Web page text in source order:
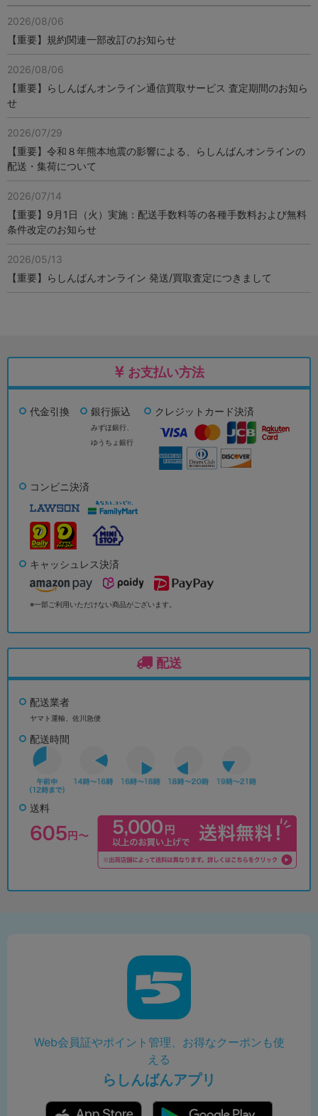
2026/08/06
【重要】規約関連一部改訂のお知らせ
2026/08/06
【重要】らしんばんオンライン通信買取サービス 査定期間のお知ら
せ
2026/07/29
【重要】令和８年熊本地震の影響による、らしんばんオンラインの
配送・集荷について
2026/07/14
【重要】9月1日（火）実施：配送手数料等の各種手数料および無料
条件改定のお知らせ
2026/05/13
【重要】らしんばんオンライン 発送/買取査定につきまして
お支払い方法
代金引換 銀行振込
みずほ銀行、
ゆうちょ銀行
クレジットカード決済
コンビニ決済
キャッシュレス決済
※一部ご利用いただけない商品がございます。
配送
配送業者
ヤマト運輸、佐川急便
配送時間
送料
Web会員証やポイント管理、お得なクーポンも使
える
らしんばんアプリ